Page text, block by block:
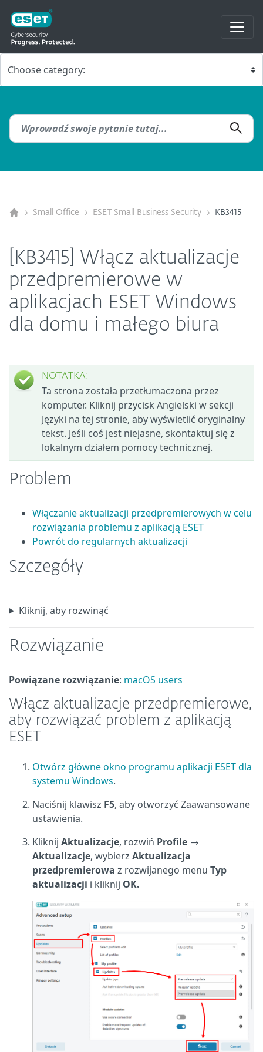
Small Office ESET Small Business Security KB3415
[KB3415] Włącz aktualizacje
przedpremierowe w
aplikacjach ESET Windows
dla domu i małego biura
NOTATKA:
Ta strona została przetłumaczona przez
komputer. Kliknij przycisk Angielski w sekcji
Języki na tej stronie, aby wyświetlić oryginalny
tekst. Jeśli coś jest niejasne, skontaktuj się z
lokalnym działem pomocy technicznej.
Problem
Włączanie aktualizacji przedpremierowych w celu
rozwiązania problemu z aplikacją ESET
Powrót do regularnych aktualizacji
Szczegóły
Kliknij, aby rozwinąć
Rozwiązanie
Powiązane rozwiązanie: macOS users
Włącz aktualizacje przedpremierowe,
aby rozwiązać problem z aplikacją
ESET
Otwórz główne okno programu aplikacji ESET dla
systemu Windows.
Naciśnij klawisz F5, aby otworzyć Zaawansowane
ustawienia.
Kliknij Aktualizacje, rozwiń Profile →
Aktualizacje, wybierz Aktualizacja
przedpremierowa z rozwijanego menu Typ
aktualizacji i kliknij OK.